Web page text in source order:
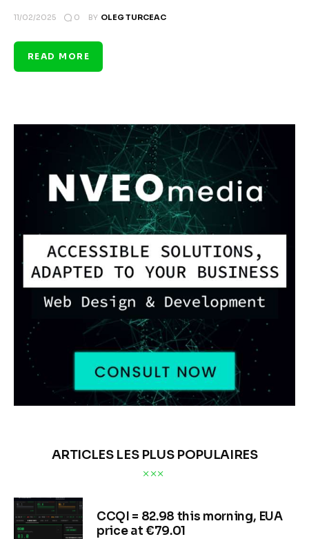
11/02/2025 0 BY OLEG TURCEAC
READ MORE
ARTICLES LES PLUS POPULAIRES
CCQI = 82.98 this morning, EUA
price at €79.01